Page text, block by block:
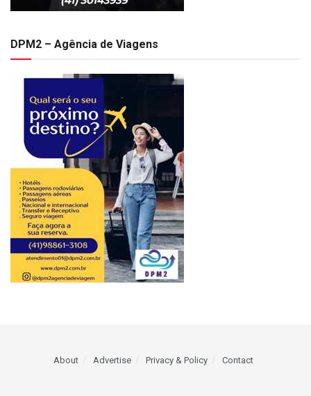
DPM2 – Agência de Viagens
About Advertise Privacy & Policy Contact